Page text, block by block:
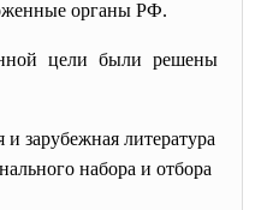
органы РФ.
цели были решены
и зарубежная литература
набора и отбора